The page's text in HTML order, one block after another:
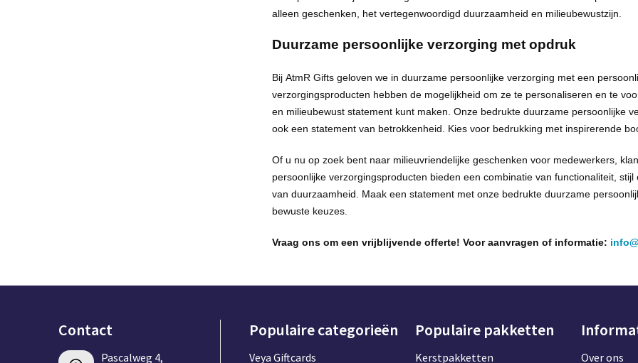
alleen geschenken, het vertegenwoordigd duurzaamheid en milieubewustzijn.
Duurzame persoonlijke verzorging met opdruk
Bij AtmRGifts geloven we in duurzame persoonlijke verzorging met een
verzorgingsproducten hebben de mogelijkheid om ze te personaliseren en te
en milieubewust statement kunt maken. Onze bedrukte duurzame persoonlijke
ook een statement van betrokkenheid. Kies voor bedrukking met inspirerende
Of u nu op zoek bent naar milieuvriendelijke geschenken voor medewerkers,
persoonlijke verzorgingsproducten bieden een combinatie van functionaliteit, stijl
van duurzaamheid. Maak een statement met onze bedrukte duurzame
bewuste keuzes.
Vraag ons om een vrijblijvende offerte! Voor aanvragen of informatie:
Contact
Pascalweg 4,
Populaire categorieën
Veya Giftcards
Populaire pakketten
Kerstpakketten Over ons